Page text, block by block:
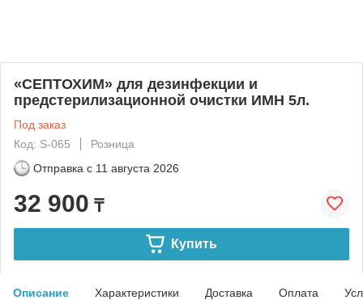
«СЕПТОХИМ» для дезинфекции и
предстерилизационной очистки ИМН 5л.
Под заказ
Код: S-065
Розница
Отправка с 11 августа 2026
32 900 ₸
Купить
Описание Характеристики Доставка Оплата